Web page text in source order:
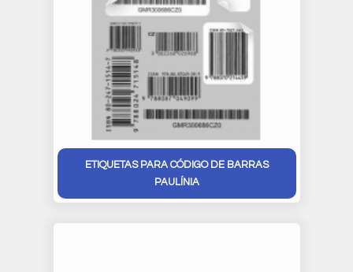
ETIQUETAS PARA CÓDIGO DE BARRAS
PAULÍNIA